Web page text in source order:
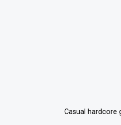
Casual hardcore